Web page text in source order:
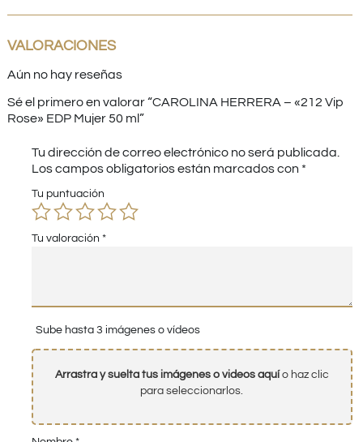
VALORACIONES
Aún no hay reseñas
Sé el primero en valorar “CAROLINA HERRERA – «212 Vip
Rose» EDP Mujer 50 ml”
Tu dirección de correo electrónico no será publicada.
Los campos obligatorios están marcados con *
Tu puntuación
Tu valoración *
Sube hasta 3 imágenes o vídeos
Arrastra y suelta tus imágenes o videos aquío haz clic
para seleccionarlos.